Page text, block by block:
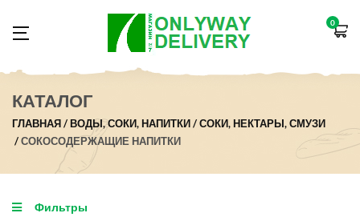
0
КАТАЛОГ
ГЛАВНАЯ ВОДЫ, СОКИ, НАПИТКИ
СОКИ, НЕКТАРЫ, СМУЗИ
СОКОСОДЕРЖАЩИЕ НАПИТКИ
Фильтры